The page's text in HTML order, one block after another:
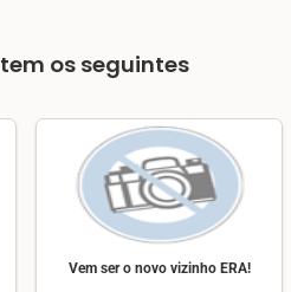
tem os seguintes
Vem ser o novo vizinho ERA!